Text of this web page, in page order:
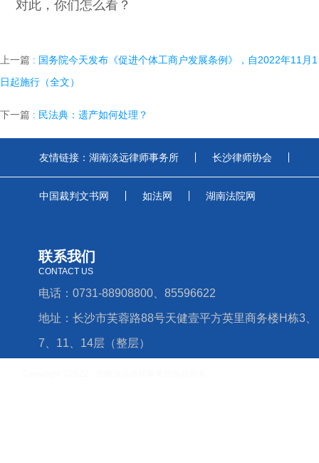
对此，你们怎么看？
上一篇 : 国务院今天发布《促进个体工商户发展条例》，自2022年11月1
日起施行（全文）
下一篇 : 民法典：遗产如何处理？
友情链接： 湖南淡远律师事务所 长沙律师协会
中国裁判文书网 如法网 湖南法院网
联系我们
CONTACT US
电话：0731-88908800、85596622
地址：长沙市芙蓉路88号天健壹平方英里商务楼H栋3、
7、11、14层（整层）